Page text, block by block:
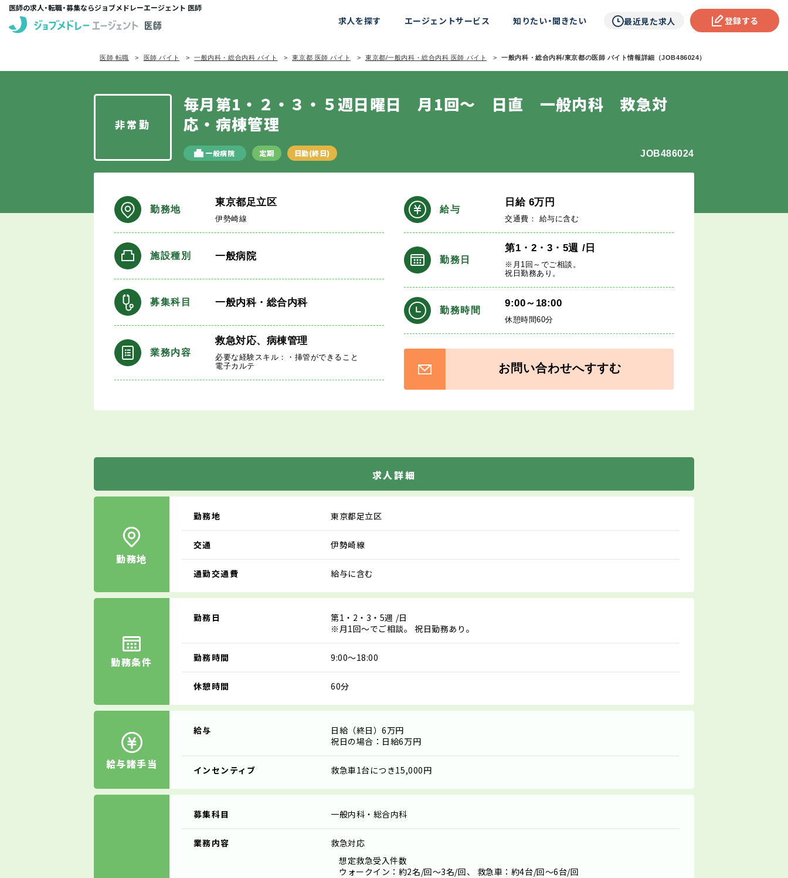
医師の求人・転職・募集ならジョブメドレーエージェント 医師
求人を探す エージェントサービス 知りたい・聞きたい 最近見た求人 登録する
医師 転職 医師 バイト 一般内科・総合内科 バイト 東京都 医師 バイト 東京都/一般内科・総合内科 医師 バイト 一般内科・総合内科/東京都の医師 バイト情報詳細（JOB486024）
非常勤
毎月第1・２・３・５週日曜日 月1回～ 日直 一般内科 救急対
応・病棟管理
一般病院 定期 日勤(終日) JOB486024
勤務地
東京都足立区
伊勢崎線
施設種別 一般病院
募集科目 一般内科・総合内科
業務内容
救急対応、病棟管理
必要な経験スキル：・挿管ができること
電子カルテ
給与
日給6万円
交通費： 給与に含む
勤務日
第1・2・3・5週 /日
※月1回～でご相談。
祝日勤務あり。
勤務時間
9:00～18:00
休憩時間60分
お問い合わせへすすむ
求人詳細
勤務地
勤務地 東京都足立区
交通 伊勢崎線
通勤交通費 給与に含む
勤務条件
勤務日 第1・2・3・5週 /日
※月1回～でご相談。 祝日勤務あり。
勤務時間 9:00～18:00
休憩時間 60分
給与諸手当
給与
日給（終日）6万円
祝日の場合：日給6万円
インセンティブ 救急車1台につき15,000円
募集科目 一般内科・総合内科
業務内容
救急対応
想定救急受入件数
ウォークイン：約2名/回～3名/回、 救急車：約4台/回～6台/回